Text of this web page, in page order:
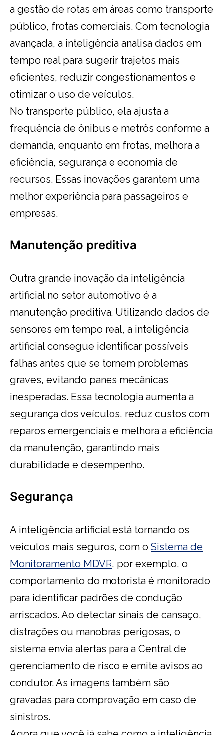
a gestão de rotas em áreas como transporte
público, frotas comerciais. Com tecnologia
avançada, a inteligência analisa dados em
tempo real para sugerir trajetos mais
eficientes, reduzir congestionamentos e
otimizar o uso de veículos.
No transporte público, ela ajusta a
frequência de ônibus e metrôs conforme a
demanda, enquanto em frotas, melhora a
eficiência, segurança e economia de
recursos. Essas inovações garantem uma
melhor experiência para passageiros e
empresas.
Manutenção preditiva
Outra grande inovação da inteligência
artificial no setor automotivo é a
manutenção preditiva. Utilizando dados de
sensores em tempo real, a inteligência
artificial consegue identificar possíveis
falhas antes que se tornem problemas
graves, evitando panes mecânicas
inesperadas. Essa tecnologia aumenta a
segurança dos veículos, reduz custos com
reparos emergenciais e melhora a eficiência
da manutenção, garantindo mais
durabilidade e desempenho.
Segurança
A inteligência artificial está tornando os
veículos mais seguros, com o Sistema de
Monitoramento MDVR, por exemplo, o
comportamento do motorista é monitorado
para identificar padrões de condução
arriscados. Ao detectar sinais de cansaço,
distrações ou manobras perigosas, o
sistema envia alertas para a Central de
gerenciamento de risco e emite avisos ao
condutor. As imagens também são
gravadas para comprovação em caso de
sinistros.